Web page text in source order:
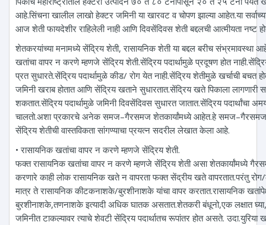
आहे.सिंचना खालील लाखो हेक्टर जमिनी या खारवट व चोपण झाल्या आहेत.या
आज शेती फायदेशीर राहिलेली नाही आणि दिवसेंदिवस शेती बद्दलची आत्मीयता नष्ट
शेतकरयांच्या मनामध्ये सेंद्रिय शेती, रासायनिक शेती या बद्दल बरीच संभ्रमावस्था
खतांचा वापर न करणे म्हणजे सेंद्रिय शेती.सेंद्रिय पदार्थामुळे प्रदूषण होत
प्रत सुधारते.सेंद्रिय पदार्थामुळे कीड/ रोग येत नाही.सेंद्रिय शेतीमुळे खर्चाची बचत
जमिनी खराब होतात आणि सेंद्रिय खताने सुधारतात.सेंद्रिय खते पिकाला लागणारी
शकतात.सेंद्रिय पदार्थामुळे जमिनी दिवसेंदिवस सुधारत जातात.सेंद्रिय पदार्थांचा
चालतो.अशा प्रकारचे अनेक समज–गैरसमज शेतकार्यांमध्ये आहेत.हे समज–गैरसमज
सेंद्रिय शेतीची वास्तविकता सांगण्याचा प्रयत्न सदरील लेखात केला आहे.
• रासायनिक खतांचा वापर न करणे म्हणजे सेंद्रिय शेती.
फक्त रासायनिक खतांचा वापर न करणे म्हणजे सेंद्रिय शेती असा शेतकार्यांमध्ये
करणारे काही लोक रासायनिक खते न वापरता फक्त सेंद्रीय खते वापरतात.परंतु रोग/
मात्र ते रासायनिक कीटकनाशके/बुरशीनाशके यांचा वापर करतात.रासायनिक
बुरशीनाशके,तणनाशके इत्यादी अधिक घातक असतात.शेतकरी बंधूनो,एक लक्षात
जमिनीत टाकल्यावर त्याचे शेवटी सेंद्रिय पदार्थातच रूपांतर होत असते.